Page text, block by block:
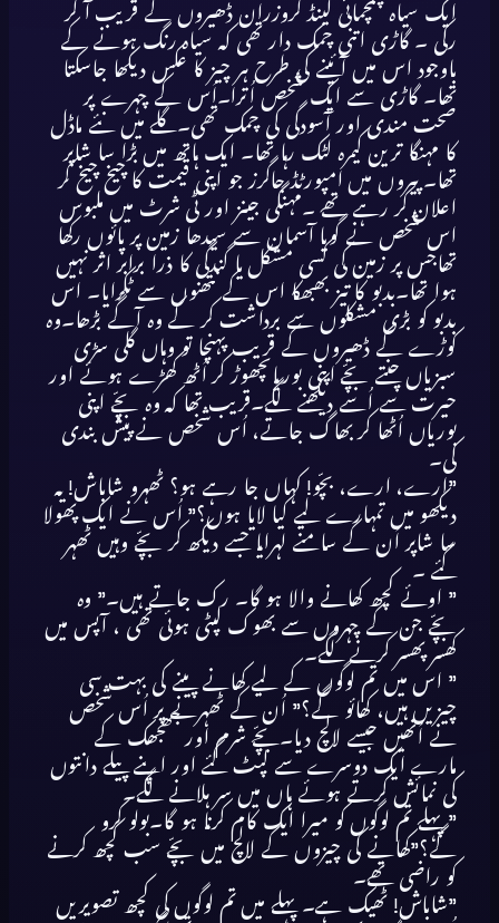
ایک سیاہ چمچمائی لینڈ کروزران ڈھیروں کے قریب آ کر
رکی ۔ گاڑی اتنی چمک دار تھی کہ سیاہ رنگ ہونے کے
باوجود اس میں آئینے کی طرح ہر چیز کا عکس دیکھا جاسکتا
تھا۔ گاڑی سے ایک شخص اُترا۔اُس کے چہرے پر
صحت مندی اور آسودگی کی چمک تھی۔گلے میں نئے ماڈل
کا مہنگا ترین کیمرہ لٹک رہا تھا۔ ایک ہاتھ میں بڑا سا شاپر
تھا۔ پیروں میں امپورٹڈ جاگرز جو اپنی قیمت کا چیخ چیخ کر
اعلان کر رہے تھے ۔مہنگی جینز اور ٹی شرٹ میں ملبوس
اس شخص نے گویا آسمان سے سیدھا زمین پر پائوں رکھا
تھاجس پر زمین کی کسی مشکل یا گندگی کا ذرا برابر اثر نہیں
ہوا تھا۔بدبو کا تیز بھبھکا اس کے نتھنوں سے ٹکرایا۔ اس
بدبو کو بڑی مشکلوں سے برداشت کر کے وہ آگے بڑھا۔وہ
کوڑے کے ڈھیروں کے قریب پہنچا تو وہاں گلی سڑی
سبزیاں چنتے بچّے اپنی بوریاںچھوڑ کر اُٹھ کھڑے ہوئے اور
حیرت سے اُسے دیکھنے لگے۔قریب تھا کہ وہ بچّے اپنی
بوریاں اُٹھا کر بھاگ جاتے، اُس شخص نے پیش بندی
کی۔
”ارے، ارے، بچّو! کہاں جا رہے ہو؟ ٹھہرو شاباش! یہ
دیکھو میں تمہارے لیے کیا لایا ہوں؟” اُس نے ایک پھولا
سا شاپر اُن کے سامنے لہرایا جسے دیکھ کر بچّے وہیں ٹھہر
گئے ۔
” اوئے کچھ کھانے والا ہو گا۔ رک جاتے ہیں۔” وہ
بچّے جن کے چہروں سے بھوک لپٹی ہوئی تھی ، آپس میں
کھسر پھسر کرنے لگے۔
” اس میں تم لوگوں کے لیے کھانے پینے کی بہت سی
چیزیں ہیں، کھائو گے؟” اُن کے ٹھہرنے پر اُس شخص
نے اُنھیں جیسے لالچ دیا۔بچّے شرم اور جھجھک کے
مارے ایک دوسرے سے لپٹ گئے اور اپنے پیلے دانتوں
کی نمائش کرتے ہوئے ہاں میں سر ہلانے لگے۔
” پہلے تم لوگوں کو میرا ایک کام کرنا ہو گا۔بولو کرو
گے؟”کھانے کی چیزوں کے لالچ میں بچّے سب کچھ کرنے
کو راضی تھے۔
”شاباش! ٹھیک ہے۔ پہلے میں تم لوگوں کی کچھ تصویریں